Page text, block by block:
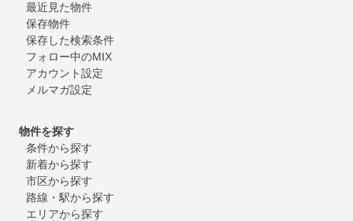
最近見た物件
保存物件
保存した検索条件
フォロー中のMIX
アカウント設定
メルマガ設定
物件を探す
条件から探す
新着から探す
市区から探す
路線・駅から探す
エリアから探す